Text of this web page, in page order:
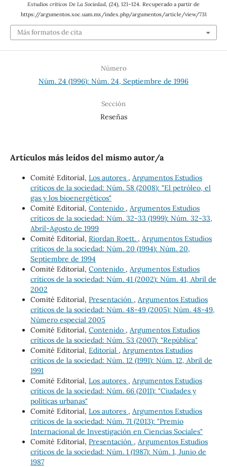
Estudios críticos De La Sociedad, (24), 121–124. Recuperado a partir de
https://argumentos.xoc.uam.mx/index.php/argumentos/article/view/731
Más formatos de cita
Número
Núm. 24 (1996): Núm. 24, Septiembre de 1996
Sección
Reseñas
Artículos más leídos del mismo autor/a
Comité Editorial, Los autores , Argumentos Estudios
críticos de la sociedad: Núm. 58 (2008): "El petróleo, el
gas y los bioenergéticos"
Comité Editorial, Contenido , Argumentos Estudios
críticos de la sociedad: Núm. 32-33 (1999): Núm. 32-33,
Abril-Agosto de 1999
Comité Editorial, Riordan Roett. , Argumentos Estudios
críticos de la sociedad: Núm. 20 (1994): Núm. 20,
Septiembre de 1994
Comité Editorial, Contenido , Argumentos Estudios
críticos de la sociedad: Núm. 41 (2002): Núm. 41, Abril de
2002
Comité Editorial, Presentación , Argumentos Estudios
críticos de la sociedad: Núm. 48-49 (2005): Núm. 48-49,
Número especial 2005
Comité Editorial, Contenido , Argumentos Estudios
críticos de la sociedad: Núm. 53 (2007): "República"
Comité Editorial, Editorial , Argumentos Estudios
críticos de la sociedad: Núm. 12 (1991): Núm. 12, Abril de
1991
Comité Editorial, Los autores , Argumentos Estudios
críticos de la sociedad: Núm. 66 (2011): "Ciudades y
políticas urbanas"
Comité Editorial, Los autores , Argumentos Estudios
críticos de la sociedad: Núm. 71 (2013): "Premio
Internacional de Investigación en Ciencias Sociales"
Comité Editorial, Presentación , Argumentos Estudios
críticos de la sociedad: Núm. 1 (1987): Núm. 1, Junio de
1987